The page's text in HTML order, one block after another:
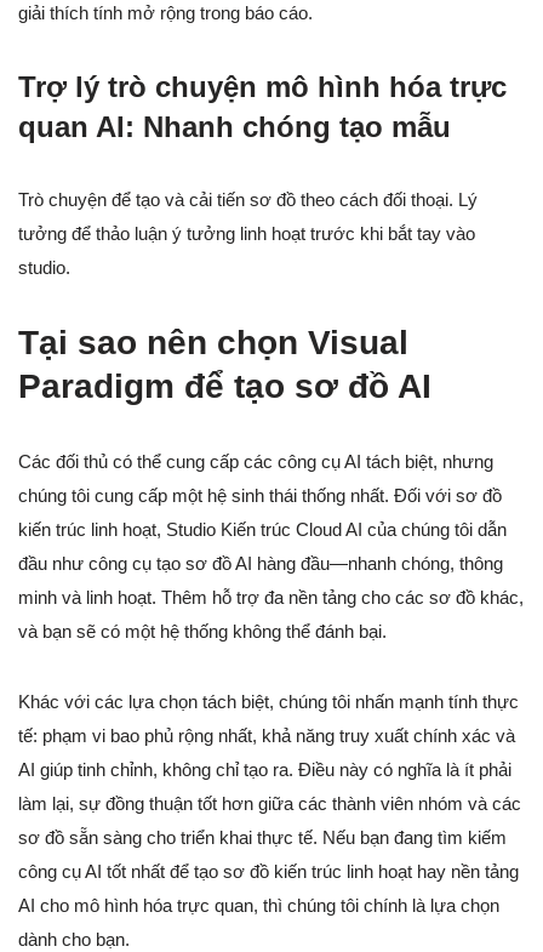
giải thích tính mở rộng trong báo cáo.
Trợ lý trò chuyện mô hình hóa trực
quan AI: Nhanh chóng tạo mẫu
Trò chuyện để tạo và cải tiến sơ đồ theo cách đối thoại. Lý
tưởng để thảo luận ý tưởng linh hoạt trước khi bắt tay vào
studio.
Tại sao nên chọn Visual
Paradigm để tạo sơ đồ AI
Các đối thủ có thể cung cấp các công cụ AI tách biệt, nhưng
chúng tôi cung cấp một hệ sinh thái thống nhất. Đối với sơ đồ
kiến trúc linh hoạt, Studio Kiến trúc Cloud AI của chúng tôi dẫn
đầu như công cụ tạo sơ đồ AI hàng đầu—nhanh chóng, thông
minh và linh hoạt. Thêm hỗ trợ đa nền tảng cho các sơ đồ khác,
và bạn sẽ có một hệ thống không thể đánh bại.
Khác với các lựa chọn tách biệt, chúng tôi nhấn mạnh tính thực
tế: phạm vi bao phủ rộng nhất, khả năng truy xuất chính xác và
AI giúp tinh chỉnh, không chỉ tạo ra. Điều này có nghĩa là ít phải
làm lại, sự đồng thuận tốt hơn giữa các thành viên nhóm và các
sơ đồ sẵn sàng cho triển khai thực tế. Nếu bạn đang tìm kiếm
công cụ AI tốt nhất để tạo sơ đồ kiến trúc linh hoạt hay nền tảng
AI cho mô hình hóa trực quan, thì chúng tôi chính là lựa chọn
dành cho bạn.